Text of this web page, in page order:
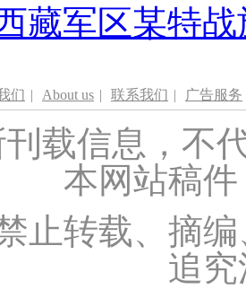
藏军区某特
们 | About us | 联系我们 | 广告服务
载信息，不
本网站稿
止转载、摘
追